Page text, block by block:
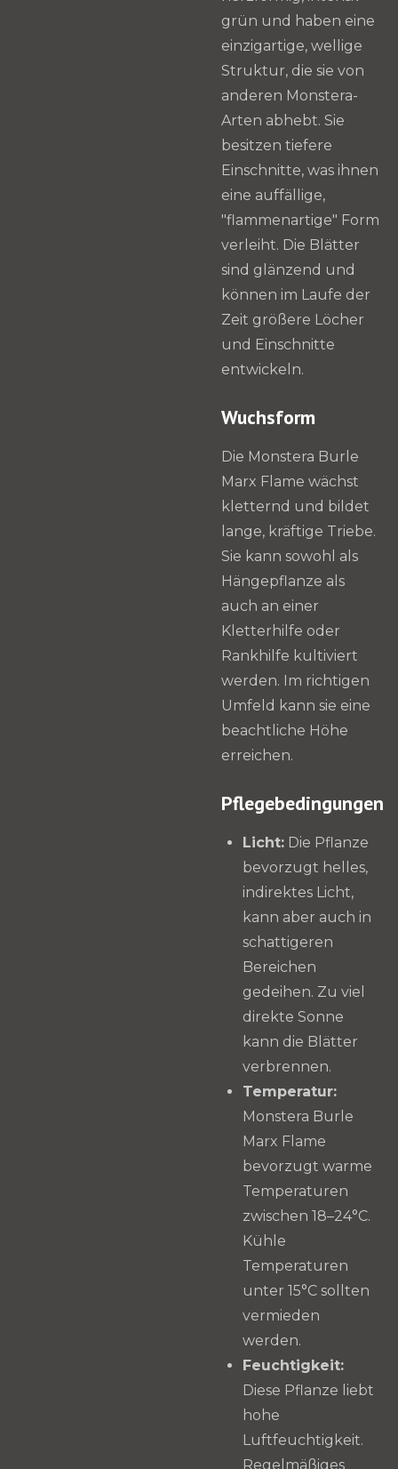
grün und haben eine
einzigartige, wellige
Struktur, die sie von
anderen Monstera-
Arten abhebt. Sie
besitzen tiefere
Einschnitte, was ihnen
eine auffällige,
"flammenartige" Form
verleiht. Die Blätter
sind glänzend und
können im Laufe der
Zeit größere Löcher
und Einschnitte
entwickeln.
Wuchsform
Die Monstera Burle
Marx Flame wächst
kletternd und bildet
lange, kräftige Triebe.
Sie kann sowohl als
Hängepflanze als
auch an einer
Kletterhilfe oder
Rankhilfe kultiviert
werden. Im richtigen
Umfeld kann sie eine
beachtliche Höhe
erreichen.
Pflegebedingungen
Licht: Die Pflanze
bevorzugt helles,
indirektes Licht,
kann aber auch in
schattigeren
Bereichen
gedeihen. Zu viel
direkte Sonne
kann die Blätter
verbrennen.
Temperatur:
Monstera Burle
Marx Flame
bevorzugt warme
Temperaturen
zwischen 18–24°C.
Kühle
Temperaturen
unter 15°C sollten
vermieden
werden.
Feuchtigkeit:
Diese Pflanze liebt
hohe
Luftfeuchtigkeit.
Regelmäßiges